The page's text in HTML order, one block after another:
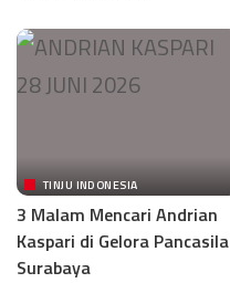
TINJU INDONESIA
3 Malam Mencari Andrian
Kaspari di Gelora Pancasila
Surabaya